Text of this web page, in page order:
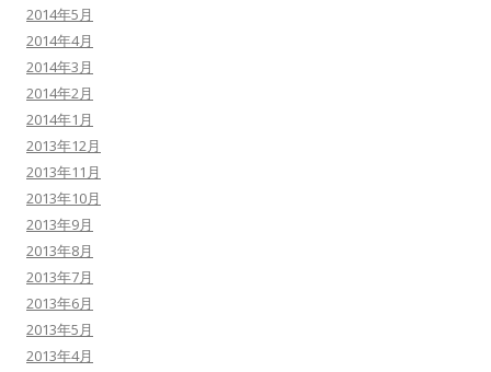
2014年5月
2014年4月
2014年3月
2014年2月
2014年1月
2013年12月
2013年11月
2013年10月
2013年9月
2013年8月
2013年7月
2013年6月
2013年5月
2013年4月